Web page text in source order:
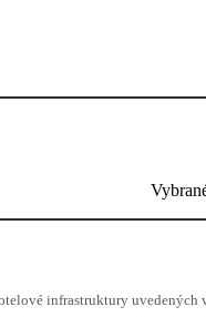
infrastruktury uvedených